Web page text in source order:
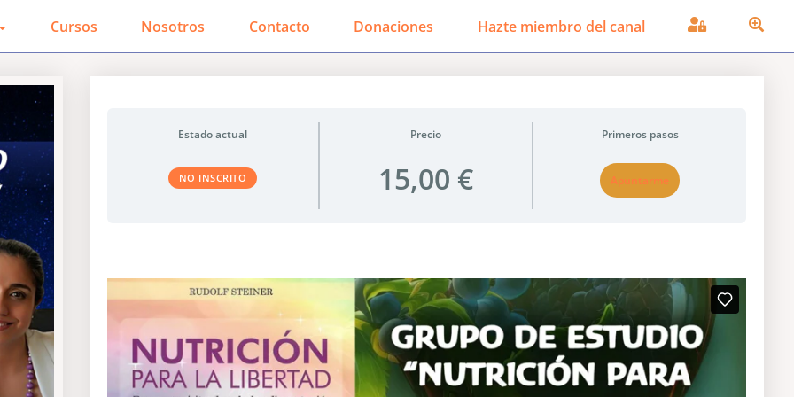
Cursos Nosotros Contacto Donaciones Hazte miembro del canal
Estado actual
NO INSCRITO
Precio
15,00 €
Primeros pasos
Apuntarme